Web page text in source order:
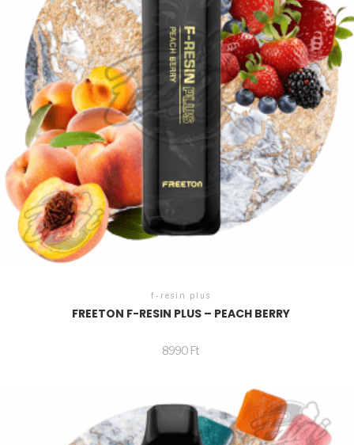
f-resin plus
FREETON F-RESIN PLUS – PEACH BERRY
8990 Ft